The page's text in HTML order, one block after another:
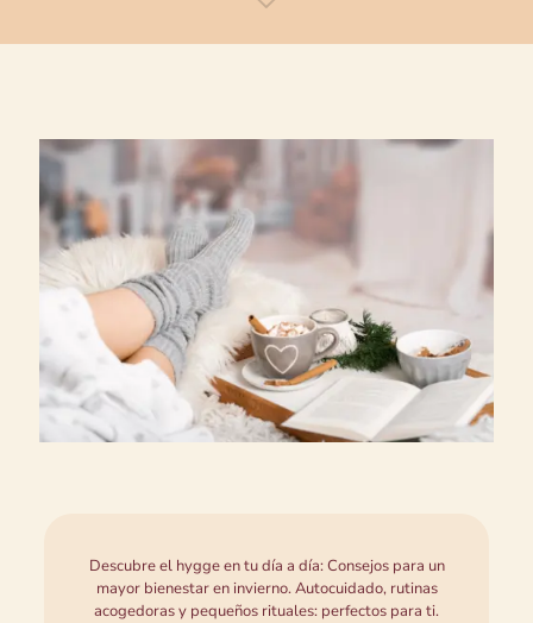
Descubre el hygge en tu día a día: Consejos para un
mayor bienestar en invierno. Autocuidado, rutinas
acogedoras y pequeños rituales: perfectos para ti.